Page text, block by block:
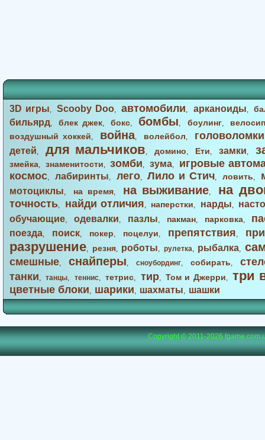
3D игры,Scooby Doo,автомобили, арканоиды,
бильярд,блек джек,бокс, бомбы, боулинг,
воздушный хоккей, война, волейбол, головоломки
детей, для мальчиков, домино, Ети, замки,
змейка, знаменитости,зомби, зума,
игровые
космос, лабиринты, лего,Лило и Стич,ловить,
мотоциклы, на время, на выживание, на
точность, найди отличия, наперстки, нарды,
обучающие, одевалки, пазлы, пакман, парковка,
поезда, поиск, покер, поцелуи, препятствия,
разрушение, резня, роботы, рулетка, рыбалка,
смешные, снайперы, сноубординг, собирать,
танки,танцы, теннис,тетрис, тир,Том и Джерри, три
цветные блоки, шарики, шахматы, шашки
Copyright © 2011-2026